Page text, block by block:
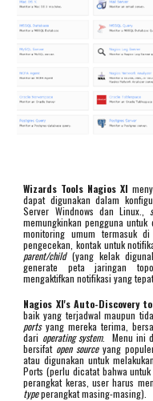
Wizards Tools Nagios XI
dapat digunakan dalam
Server Windnows dan Linux.,
memungkinkan pengguna
monitoring umum termasuk
pengecekan, kontak untuk
parent/child(yang kelak
generate peta jaringan
mengaktifkan notifikasi yang
Nagios XI's Auto-Discovery
baik yang terjadwal maupun
ports yang mereka terima,
dari operating system. Menu ini
bersifat open source yang
atau digunakan untuk
Ports (perlu dicatat bahwa
perangkat keras, user harus
typeperangkat masing-masing).